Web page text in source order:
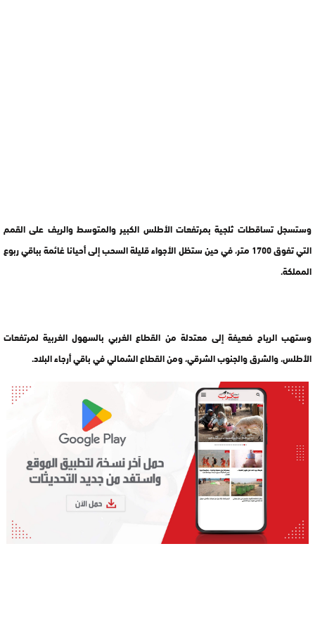
وستسجل تساقطات ثلجية بمرتفعات الأطلس الكبير والمتوسط والريف على القمم
التي تفوق 1700 متر، في حين ستظل الأجواء قليلة السحب إلى أحيانا غائمة بباقي ربوع
المملكة.
وستهب الرياح ضعيفة إلى معتدلة من القطاع الغربي بالسهول الغربية لمرتفعات
الأطلس، والشرق والجنوب الشرقي، ومن القطاع الشمالي في باقي أرجاء البلاد.